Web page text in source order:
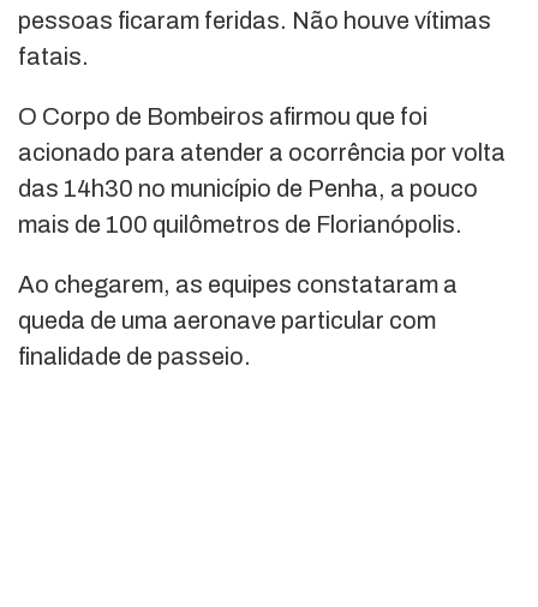
pessoas ficaram feridas. Não houve vítimas
fatais.
O Corpo de Bombeiros afirmou que foi
acionado para atender a ocorrência por volta
das 14h30 no município de Penha, a pouco
mais de 100 quilômetros de Florianópolis.
Ao chegarem, as equipes constataram a
queda de uma aeronave particular com
finalidade de passeio.